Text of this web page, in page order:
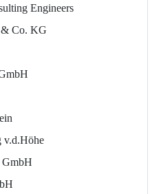
Engineers
Co. KG
v.d.Höhe
GmbH